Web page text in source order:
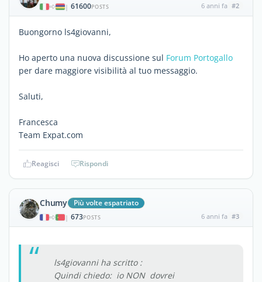
| 61600POSTS 6 anni fa #2
Buongorno ls4giovanni,
Ho aperto una nuova discussione sul Forum Portogallo
per dare maggiore visibilità al tuo messaggio.
Saluti,
Francesca
Team Expat.com
Reagisci Rispondi
Chumy Più volte espatriato
| 673POSTS 6 anni fa #3
ls4giovanni ha scritto :
Quindi chiedo: io NON dovrei